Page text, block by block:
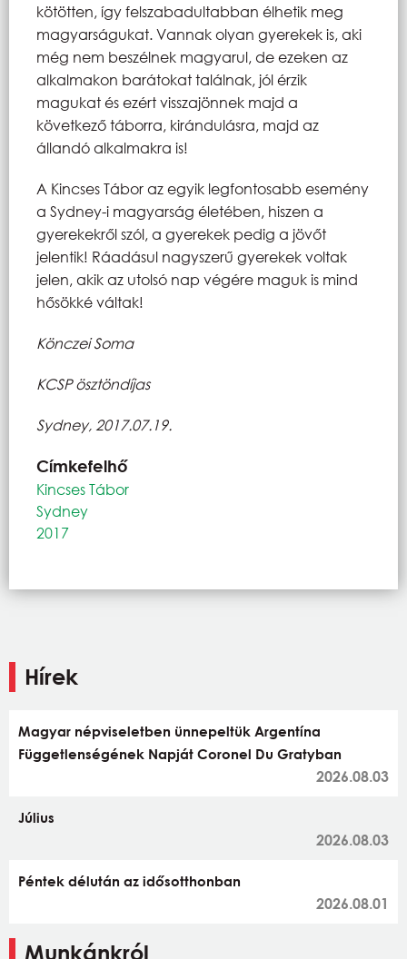
kötötten, így felszabadultabban élhetik meg
magyarságukat. Vannak olyan gyerekek is, aki
még nem beszélnek magyarul, de ezeken az
alkalmakon barátokat találnak, jól érzik
magukat és ezért visszajönnek majd a
következő táborra, kirándulásra, majd az
állandó alkalmakra is!
A Kincses Tábor az egyik legfontosabb esemény
a Sydney-i magyarság életében, hiszen a
gyerekekről szól, a gyerekek pedig a jövőt
jelentik! Ráadásul nagyszerű gyerekek voltak
jelen, akik az utolsó nap végére maguk is mind
hősökké váltak!
Könczei Soma
KCSP ösztöndíjas
Sydney, 2017.07.19.
Címkefelhő
Kincses Tábor
Sydney
2017
Hírek
Magyar népviseletben ünnepeltük Argentína
Függetlenségének Napját Coronel Du Gratyban
2026.08.03
Július
2026.08.03
Péntek délután az idősotthonban
2026.08.01
Munkánkról